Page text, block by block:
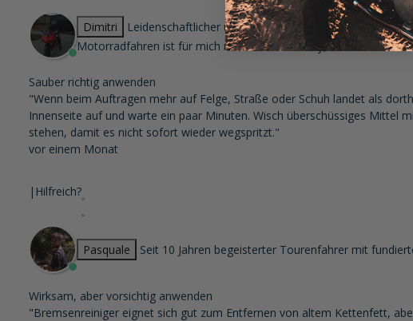
Dimitri
Leidenschaftlicher und erfahrener Motorradfahrer mit
Motorradfahren ist für mich nicht nur ein Hobby, sondern echte
Sauber richtig anwenden
"Wenn beim Auftragen mehr auf Felge, Straße oder Schuh landet als
Innenseite auf und warte ein paar Minuten. Wisch überschüssiges Mittel
stehen, damit es nicht sofort wieder wegspritzt."
vor einem Monat
| Hilfreich?
Pasquale Seit 10 Jahren begeisterter Tourenfahrer mit
Wirksam, aber vorsichtig anwenden
"Bremsenreiniger eignet sich gut zum Entfernen von altem Kettenfett,